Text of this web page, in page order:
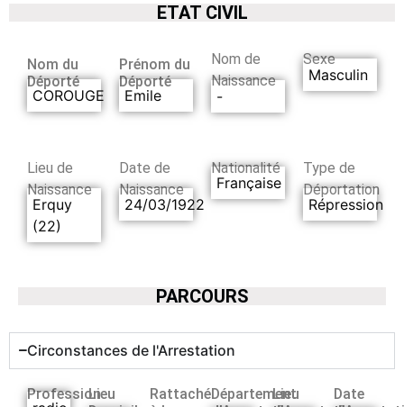
ETAT CIVIL
Nom du
Déporté
COROUGE
Prénom du
Déporté
Emile
Nom de
Naissance
-
Sexe
Masculin
Lieu de
Naissance
Erquy
(22)
Date de
Naissance
24/03/1922
Nationalité
Française
Type de
Déportation
Répression
PARCOURS
Circonstances de l'Arrestation
ProfessionLieu
RattachéDépartement
Lieu
Date